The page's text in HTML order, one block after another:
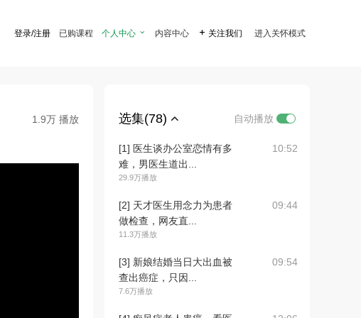
登录/注册 已购课程 个人中心  内容中心  关注我们 进入关怀模式
1.9万 播放 选集(78) 自动播放
[1] 医生谈办公室恋情有多
难，男医生道出...
29.9万播放
10:52
[2] 天才医生用念力为患者
做检查，网友直...
11.3万播放
09:44
[3] 新娘结婚当日大出血被
查出癌症，只因...
7.6万播放
09:54